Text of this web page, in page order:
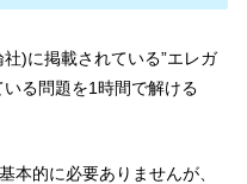
)に掲載されている”エレガ
る問題を1時間で解ける
本的に必要ありませんが、